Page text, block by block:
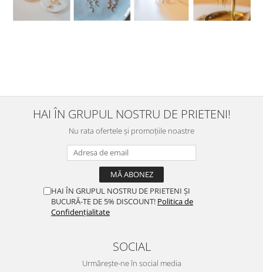
HAI ÎN GRUPUL NOSTRU DE PRIETENI!
Nu rata ofertele și promoțiile noastre
HAI ÎN GRUPUL NOSTRU DE PRIETENI ȘI
BUCURĂ-TE DE 5% DISCOUNT! Politica de
Confidențialitate
SOCIAL
Urmărește-ne în social media